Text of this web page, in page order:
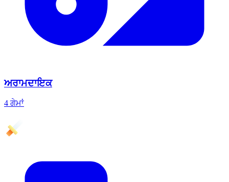
ਅਰਾਮਦਾਇਕ
4 ਗੇਮਾਂ